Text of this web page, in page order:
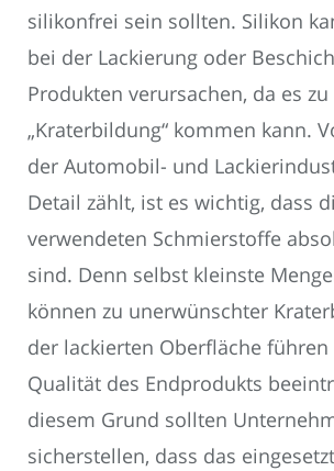
silikonfrei sein sollten. Silikon
bei der Lackierung oder
Produkten verursachen, da es
„Kraterbildung“ kommen kann.
der Automobil- und
Detail zählt, ist es wichtig, dass
verwendeten Schmierstoffe
sind. Denn selbst kleinste
können zu unerwünschter
der lackierten Oberfläche
Qualität des Endprodukts
diesem Grund sollten
sicherstellen, dass das